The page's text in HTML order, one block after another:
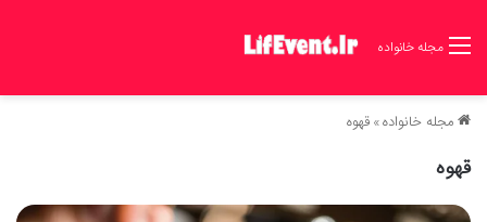
مجله خانواده
مجله خانواده»قهوه
قهوه